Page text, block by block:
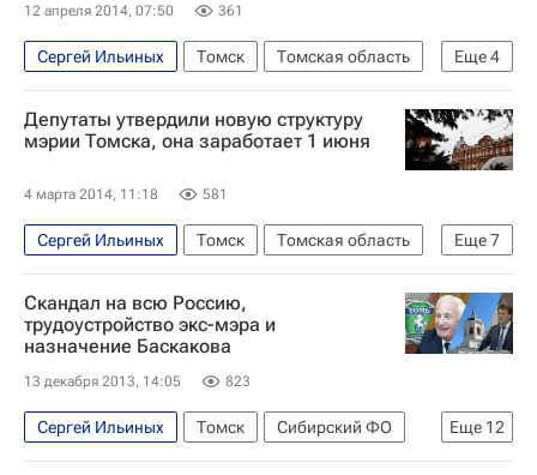
Россия
12 апреля 2014, 07:50 361
Еще4
Сергей Ильиных Томск
Томская область
Весь мир
Европа
Сибирский ФО
Россия
Депутаты утвердили новую структуру
мэрии Томска, она заработает 1 июня
4 марта 2014, 11:18 581
Еще7
Сергей Ильиных Томск
Томская область
Весь мир
Европа
Сибирский ФО
Иван Кляйн
Администрация г. Томска
Томская городская Дума
Скандал на всю Россию,
трудоустройство экс-мэра и
назначение Баскакова
13 декабря 2013, 14:05 823
Еще 12
Сергей Ильиных Томск
Сибирский ФО
Томская область
Весь мир
Европа